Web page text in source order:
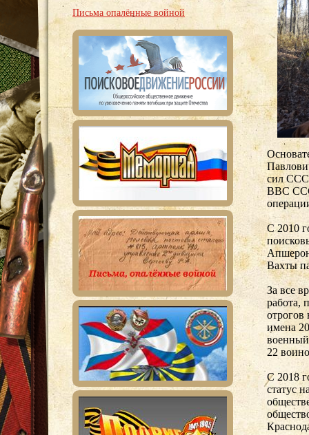
Письма опалённые войной
сил
ВВС
С 2010
Вахты
За все
работа,
отрогов
имена
военный
22
С 2018
статус